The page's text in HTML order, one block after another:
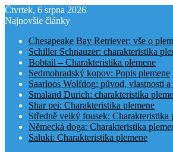
Čtvrtek, 6 srpna 2026
Najnovšie články
Chesapeake Bay Retriever: vše o
Schiller Schnauzer: charakteristika
Bobtail – Charakteristika plemene
Sedmohradský kopov: Popis plemene
Saarloos Wolfdog: původ, vlastnosti a
Smaland Durich: charakteristika
Shar pei: Charakteristika plemene
Středně velký fousek: Charakteristika
Německá doga: Charakteristika
Saluki: Charakteristika plemene